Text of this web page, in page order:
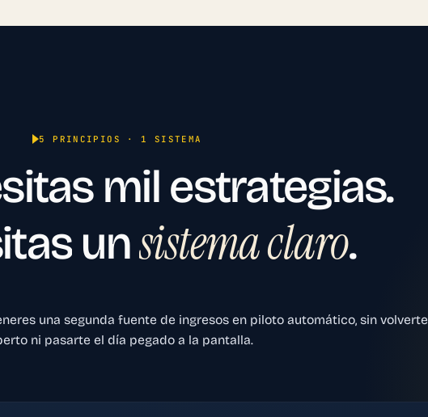
5 PRINCIPIOS · 1 SISTEMA
mil estrategias.
unsistemaclaro.
una segunda fuente de ingresos en piloto automático, sin volverte
ni pasarte el día pegado a la pantalla.